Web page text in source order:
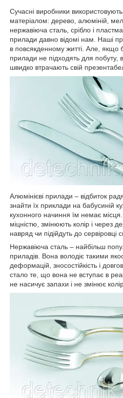
Сучасні виробники
матеріалом: дерево, алюміній,
нержавіюча сталь, срібло і
прилади давно відомі нам. Наші
в повсякденному житті. Але, якщо
прилади не підходять для побуту,
швидко втрачають свій
Алюмінієві прилади – відбиток
знайти їх приклади на бабусиній
кухонного начиння їм немає
міцністю, змінюють колір і через
навряд чи підійдуть до сервіровці
Нержавіюча сталь – найбільш
приладів. Вона володіє такими
деформацій, зносостійкість і
стало те, що вона не вступає в
не насичує запахи і не змінює